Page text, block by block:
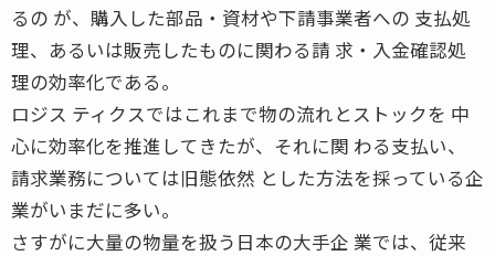
るの が、購入した部品・資材や下請事業者への 支払処
理、あるいは販売したものに関わる請 求・入金確認処
理の効率化である。
ロジス ティクスではこれまで物の流れとストックを 中
心に効率化を推進してきたが、それに関 わる支払い、
請求業務については旧態依然 とした方法を採っている企
業がいまだに多い。
さすがに大量の物量を扱う日本の大手企 業では、従来